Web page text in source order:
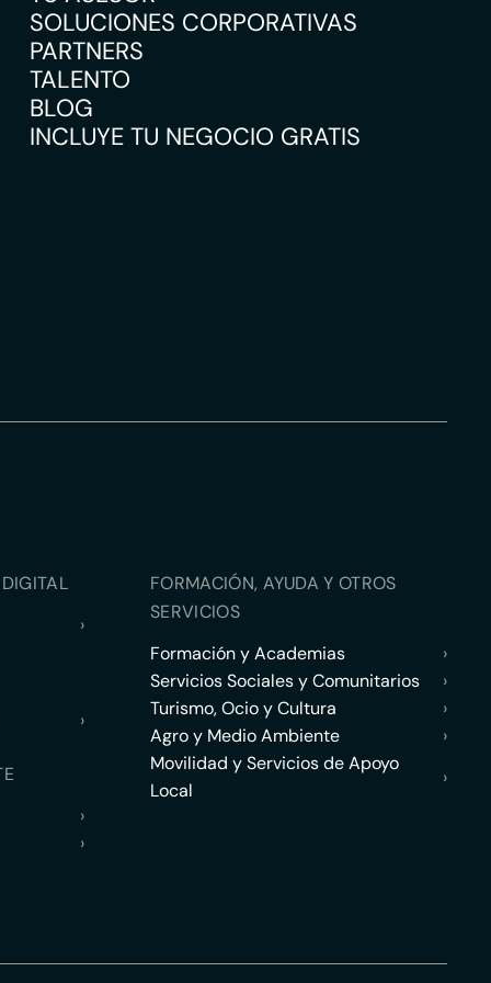
SOLUCIONES CORPORATIVAS
PARTNERS
TALENTO
BLOG
INCLUYE TU NEGOCIO GRATIS
›
›
›
›
FORMACIÓN, AYUDA Y OTROS
SERVICIOS
Formación y Academias
›
Servicios Sociales y Comunitarios
›
Turismo, Ocio y Cultura
›
Agro y Medio Ambiente
›
Movilidad y Servicios de Apoyo
Local
›